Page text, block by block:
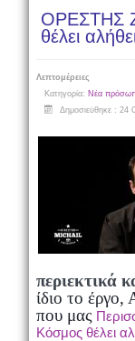
ΟΡΕΣΤΗΣ
θέλει
Λεπτομέρειες
Κατηγορία: Νέα
Δημοσιεύθηκε : 24
περιεκτικά
ίδιο το έργο,
που μας
Κόσμος θέλει